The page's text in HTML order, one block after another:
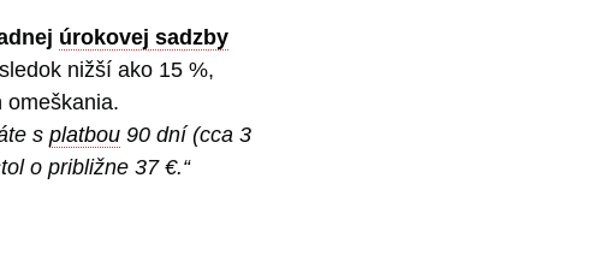
úrokovej sadzby
nižší ako 15 %,
omeškania.
s platbou 90 dní (cca 3
o približne 37 €.“